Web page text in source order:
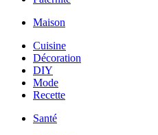
Maison
Cuisine
Décoration
DIY
Mode
Recette
Santé